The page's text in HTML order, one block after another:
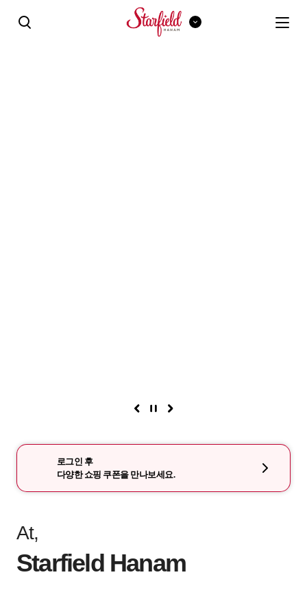
로그인 후
다양한 쇼핑 쿠폰을 만나보세요.
At,
Starfield Hanam